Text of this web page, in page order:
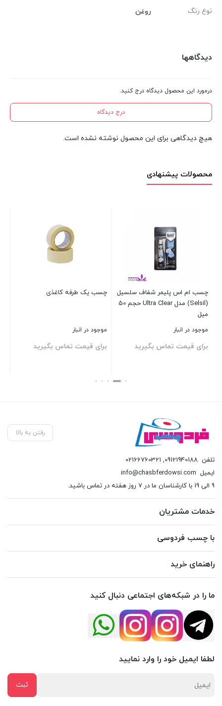
نوع رنگ روغن
دیدگاهها
درمورد این محصول دیدگاه درج کنید.
درج دیدگاه
هیچ دیدگاهی برای این محصول نوشته نشده است.
محصولات پیشنهادی
چسب ام اس پلیمر شفاف سلسیل
(Selsil) مدل Ultra Clear حجم 50
میل
موجود در انبار
برای قیمت تماس بگیرید
چسب یک طرفه کاغذی
موجود در انبار
برای قیمت تماس بگیرید
بستن
رفتن به بالا
تلفن 09121940188
,
02166760321
ایمیل info@chasbferdowsi.com
9 الی 19 با کارشناسان ما در 7 روز هفته در تماس باشید.
خدمات مشتریان
با چسب فردوسی
راهنمای خرید
ما را در شبکه‌های اجتماعی دنبال کنید
لطفا ایمیل خود را وارد نمایید